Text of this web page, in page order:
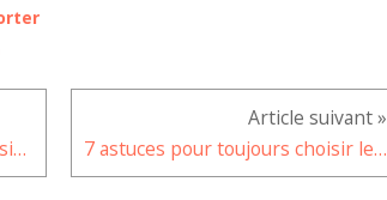
Des astuces pour nettoyer les sièges de votre voiture 7 astuces pour toujours choisir le casino en ligne le plus adapté à ses besoins